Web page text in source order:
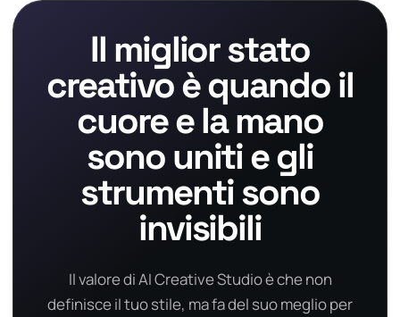
Il miglior stato
creativo è quando il
cuore e la mano
sono uniti e gli
strumenti sono
invisibili
Il valore di AI Creative Studio è che non
definisce il tuo stile, ma fa del suo meglio per